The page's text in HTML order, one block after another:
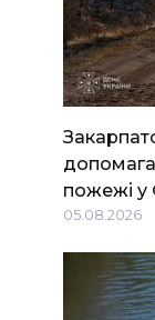
пожежі у
05.08.2026